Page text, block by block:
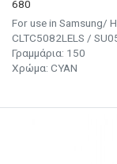
680
For use in Samsung/
CLTC5082LELS /
Γραμμάρια: 150
Χρώμα: CYAN